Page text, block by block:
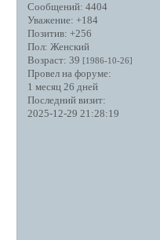
Сообщений: 4404
Уважение: +184
Позитив: +256
Пол: Женский
Возраст: 39 [1986-10-26]
Провел на форуме:
1 месяц 26 дней
Последний визит:
2025-12-29 21:28:19